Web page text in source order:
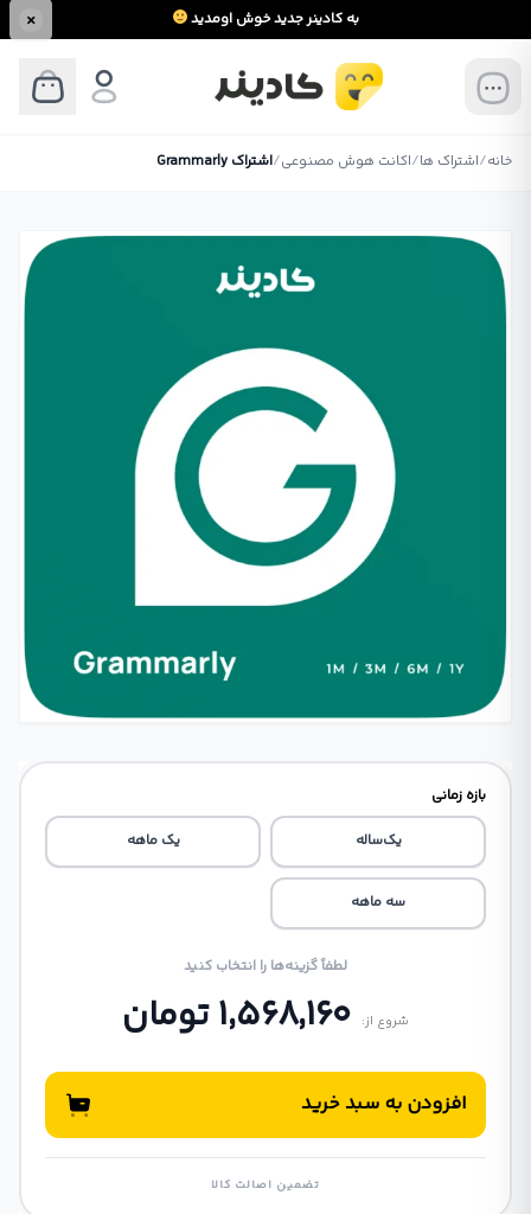
به کادینر جدید خوش اومدید
خانه/اشتراک ها/اکانت هوش مصنوعی/اشتراک Grammarly
بازه ‌زمانی
یک‌ساله
یک ماهه
سه ماهه
لطفاً گزینه‌ها را انتخاب کنید
شروع از: 1,568,160تومان
افزودن به سبد خرید
تضمین اصالت کالا